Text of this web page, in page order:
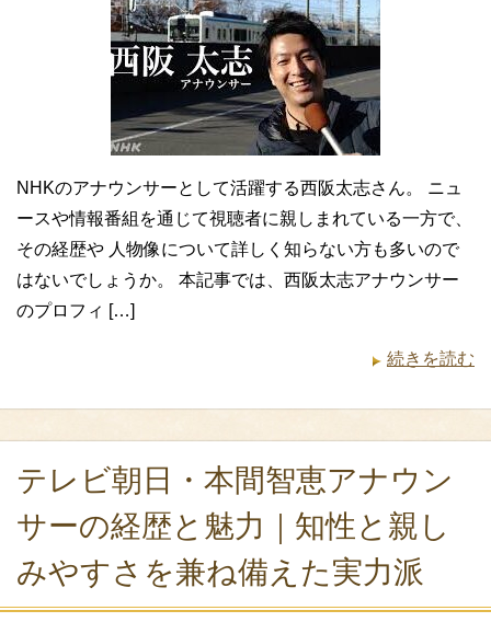
NHKのアナウンサーとして活躍する西阪太志さん。 ニュ
ースや情報番組を通じて視聴者に親しまれている一方で、
その経歴や 人物像について詳しく知らない方も多いので
はないでしょうか。 本記事では、西阪太志アナウンサー
のプロフィ […]
続きを読む
テレビ朝日・本間智恵アナウン
サーの経歴と魅力｜知性と親し
みやすさを兼ね備えた実力派